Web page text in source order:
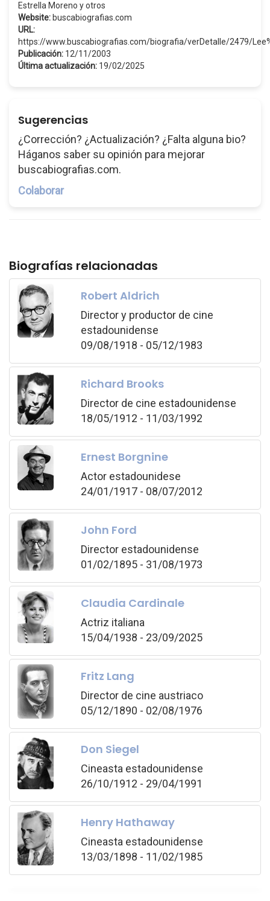
Estrella Moreno y otros
Website: buscabiografias.com
URL:
https://www.buscabiografias.com/biografia/verDetalle/2479/
Publicación: 12/11/2003
Última actualización: 19/02/2025
Sugerencias
¿Corrección? ¿Actualización? ¿Falta alguna bio?
Háganos saber su opinión para mejorar
buscabiografias.com.
Colaborar
Biografías relacionadas
Robert Aldrich
Director y productor de cine
estadounidense
09/08/1918 - 05/12/1983
Richard Brooks
Director de cine estadounidense
18/05/1912 - 11/03/1992
Ernest Borgnine
Actor estadounidese
24/01/1917 - 08/07/2012
John Ford
Director estadounidense
01/02/1895 - 31/08/1973
Claudia Cardinale
Actriz italiana
15/04/1938 - 23/09/2025
Fritz Lang
Director de cine austriaco
05/12/1890 - 02/08/1976
Don Siegel
Cineasta estadounidense
26/10/1912 - 29/04/1991
Henry Hathaway
Cineasta estadounidense
13/03/1898 - 11/02/1985